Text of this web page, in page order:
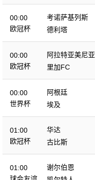
00:00
欧冠杯
考诺萨基列斯
德利塔
00:00
欧冠杯
阿拉特亚美尼亚
里加FC
00:00
世界杯
阿根廷
埃及
01:00
欧冠杯
华达
古比斯
01:00
谢尔伯恩